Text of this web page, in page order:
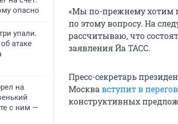
опасно
упали.
атаке
на
с ним —
«Мы по-прежнему хотим
по этому вопросу. На
рассчитываю, что
заявления Йа ТАСС.
Пресс-секретарь
Москва вступит в
конструктивных